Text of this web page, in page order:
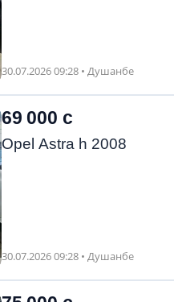
30.07.2026 09:28 • Душанбе
69 000 с
Opel Astra h 2008
30.07.2026 09:28 • Душанбе